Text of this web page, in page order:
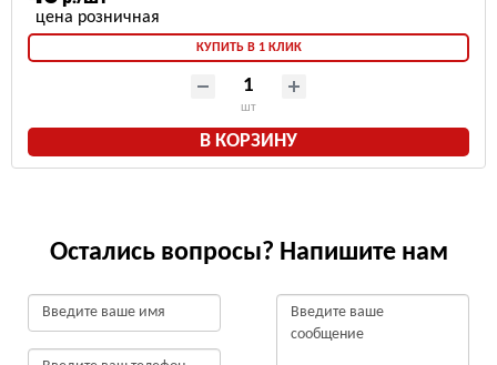
Остались вопросы? Напишите нам